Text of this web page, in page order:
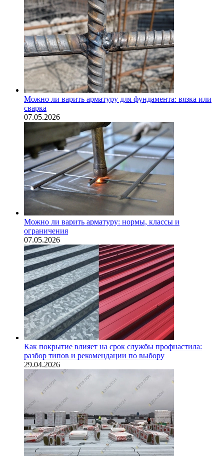
Можно ли варить арматуру для фундамента: вязка или
сварка
07.05.2026
Можно ли варить арматуру: нормы, классы и
ограничения
07.05.2026
Как покрытие влияет на срок службы профнастила:
разбор типов и рекомендации по выбору
29.04.2026